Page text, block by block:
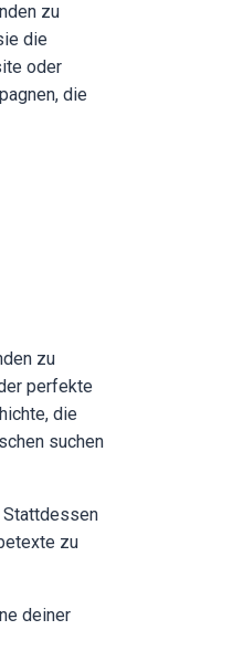
zu
die
oder
die
zu
perfekte
die
suchen
Stattdessen
zu
deiner